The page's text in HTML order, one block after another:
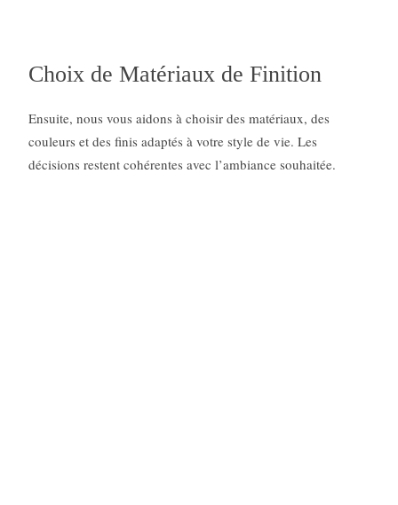
Choix de Matériaux de Finition
Ensuite, nous vous aidons à choisir des matériaux, des
couleurs et des finis adaptés à votre style de vie. Les
décisions restent cohérentes avec l’ambiance souhaitée.